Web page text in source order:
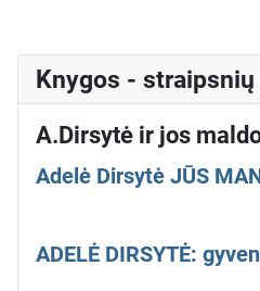
Knygos -
A.Dirsytė ir jos
Adelė Dirsytė JŪS
ADELĖ DIRSYTĖ: